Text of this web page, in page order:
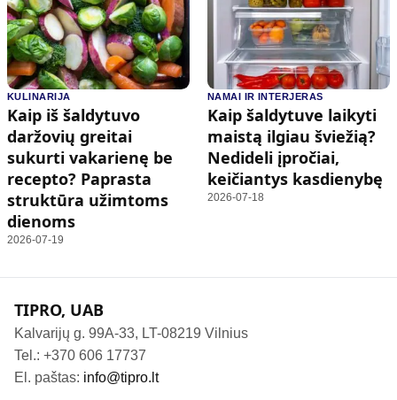
KULINARIJA
Kaip iš šaldytuvo
daržovių greitai
sukurti vakarienę be
recepto? Paprasta
struktūra užimtoms
dienoms
2026-07-19
NAMAI IR INTERJERAS
Kaip šaldytuve laikyti
maistą ilgiau šviežią?
Nedideli įpročiai,
keičiantys kasdienybę
2026-07-18
TIPRO, UAB
Kalvarijų g. 99A-33, LT-08219 Vilnius
Tel.: +370 606 17737
El. paštas: info@tipro.lt